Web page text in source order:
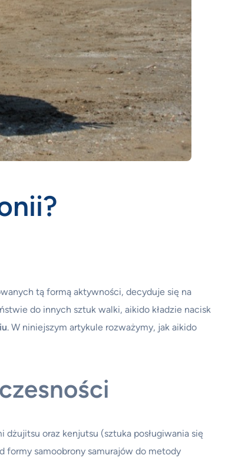
tą formą aktywności, decyduje się na
do innych sztuk walki, aikido kładzie nacisk
. W niniejszym artykule rozważymy, jak aikido
dżujitsu oraz kenjutsu (sztuka posługiwania się
formy samoobrony samurajów do metody